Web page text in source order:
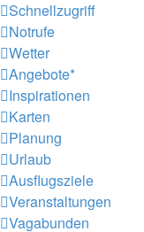
Schnellzugriff
Notrufe
Wetter
Angebote*
Inspirationen
Karten
Planung
Urlaub
Ausflugsziele
Veranstaltungen
Vagabunden